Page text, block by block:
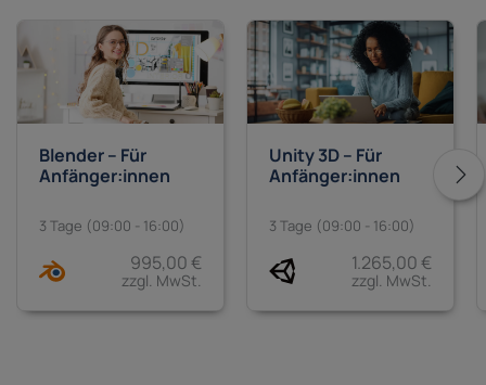
Blender – Für
Anfänger:innen
3 Tage (09:00 - 16:00)
995,00 €
zzgl. MwSt.
Unity 3D – Für
Anfänger:innen
3 Tage (09:00 - 16:00)
1.265,00 €
zzgl. MwSt.